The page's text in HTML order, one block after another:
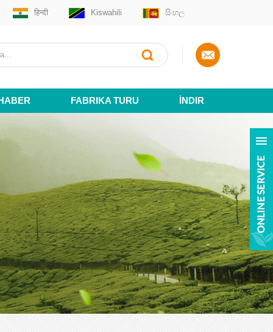
हिन्दी Kiswahili සිංහල
FABRIKA TURU İNDIR